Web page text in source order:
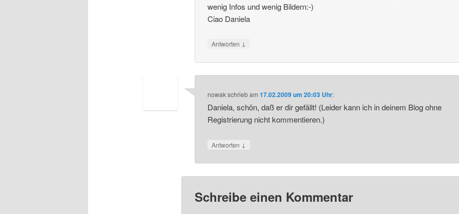
wenig Infos und wenig Bildern:-)
Ciao Daniela
Antworten ↓
nowakschriebam17.02.2009 um 20:03 Uhr:
Daniela, schön, daß er dir gefällt! (Leider kann ich in deinem Blog ohne
Registrierung nicht kommentieren.)
Antworten ↓
Schreibe einen Kommentar